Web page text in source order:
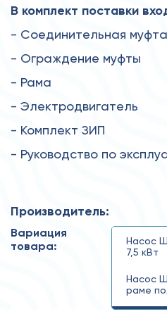
В комплект поставки
- Соединительная муфта
- Ограждение муфты
- Рама
- Электродвигатель
- Комплект ЗИП
- Руководство по
Производитель:
Вариация
товара:
Насос
7,5 кВт
Насос
раме